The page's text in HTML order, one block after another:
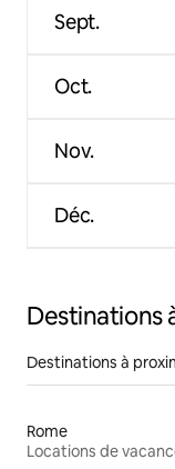
Sept.
Oct.
Nov.
Déc.
Destinations
Destinations à
Rome
Locations de